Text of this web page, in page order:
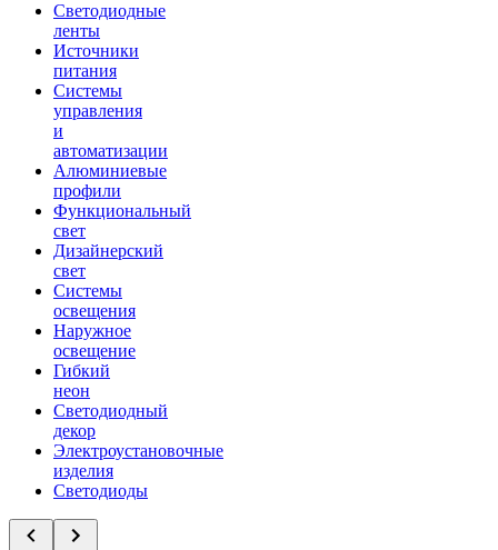
Светодиодные
ленты
Источники
питания
Системы
управления
и
автоматизации
Алюминиевые
профили
Функциональный
свет
Дизайнерский
свет
Системы
освещения
Наружное
освещение
Гибкий
неон
Светодиодный
декор
Электроустановочные
изделия
Светодиоды